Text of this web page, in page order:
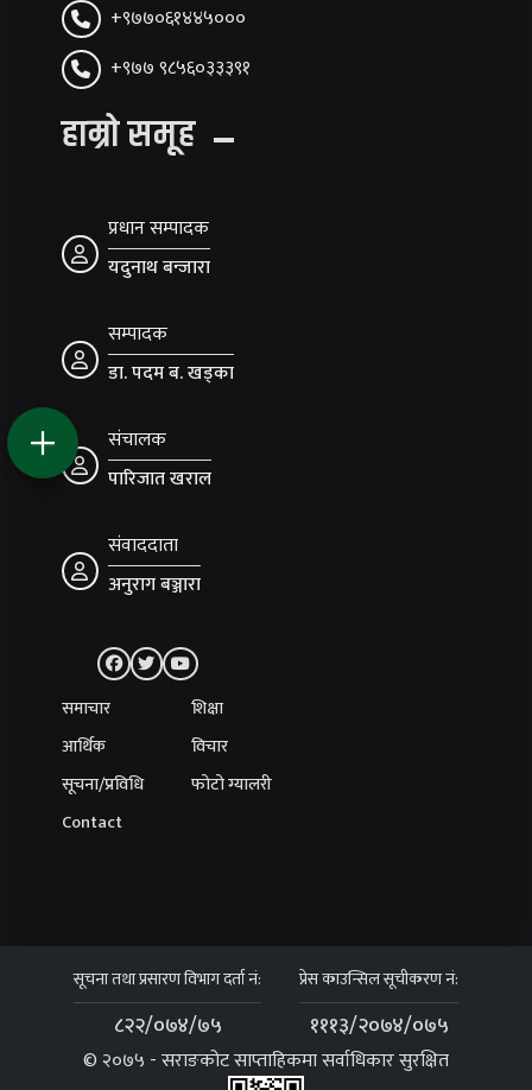
+९७७०६१४४५०००
+९७७ ९८५६०३३३९१
हाम्रो समूह
प्रधान सम्पादक
यदुनाथ बन्जारा
सम्पादक
डा. पदम ब. खड्का
संचालक
पारिजात खराल
संवाददाता
अनुराग बञ्जारा
समाचार
शिक्षा
आर्थिक
विचार
सूचना/प्रविधि
फोटो ग्यालरी
Contact
सूचना तथा प्रसारण विभाग दर्ता नं:
८२२/०७४/७५
प्रेस काउन्सिल सूचीकरण नं:
१११३/२०७४/०७५
© २०७५ - सराङकोट साप्ताहिकमा सर्वाधिकार सुरक्षित